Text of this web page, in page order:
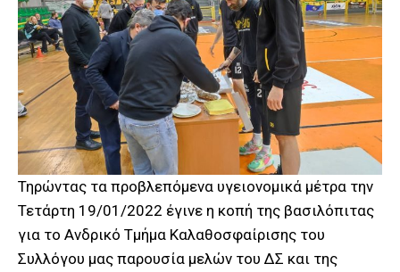
Τηρώντας τα προβλεπόμενα υγειονομικά μέτρα την
Τετάρτη 19/01/2022 έγινε η κοπή της βασιλόπιτας
για το Ανδρικό Τμήμα Καλαθοσφαίρισης του
Συλλόγου μας παρουσία μελών του ΔΣ και της